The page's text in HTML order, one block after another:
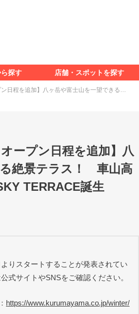
探す
ート
店舗・スポットを探す
ン日程を追加】八ヶ岳や富士山を一望できる…
オープン日程を追加】八
絶景テラス！ 車山高
TERRACE誕生
りスタートすることが発表されてい
式サイトやSNSをご確認ください。
https://www.kurumayama.co.jp/winter/